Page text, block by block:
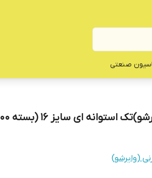
صنعتی
ای سایز 16 (بسته 100عددی)
(وایرشو)